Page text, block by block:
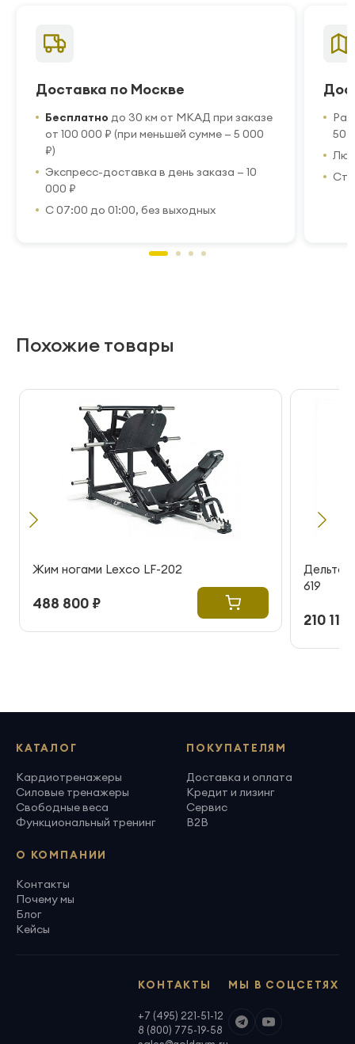
Доставка по Москве
Бесплатно до 30 км от МКАД при заказе
от 100 000 ₽ (при меньшей сумме — 5 000
₽)
Экспресс-доставка в день заказа — 10
000 ₽
С 07:00 до 01:00, без выходных
50
Похожие товары
Жим ногами Lexco LF-202
488 800 ₽
619
210 115
КАТАЛОГ
Кардиотренажеры
Силовые тренажеры
Свободные веса
Функциональный тренинг
ПОКУПАТЕЛЯМ
Доставка и оплата
Кредит и лизинг
Сервис
B2B
О КОМПАНИИ
Контакты
Почему мы
Блог
Кейсы
МЫ В СОЦСЕТЯХ
КОНТАКТЫ
+7 (495) 221-51-12
8 (800) 775-19-58